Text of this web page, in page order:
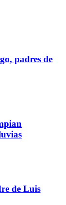
padres de
de Luis